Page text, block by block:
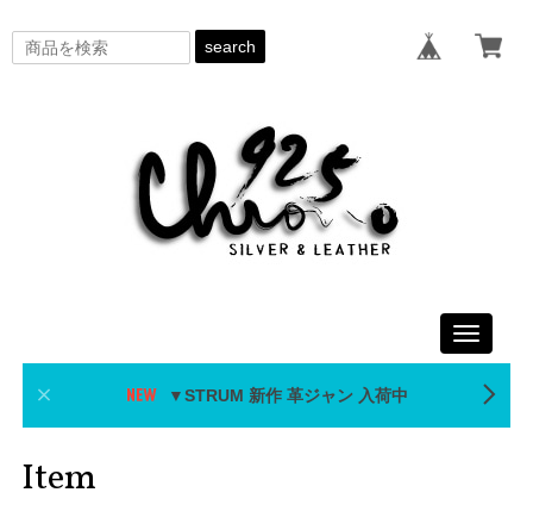
search
Toggle
▼STRUM 新作 革ジャン 入荷中
Item